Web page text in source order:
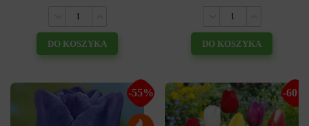
DO KOSZYKA DO KOSZYKA
-55% -60%